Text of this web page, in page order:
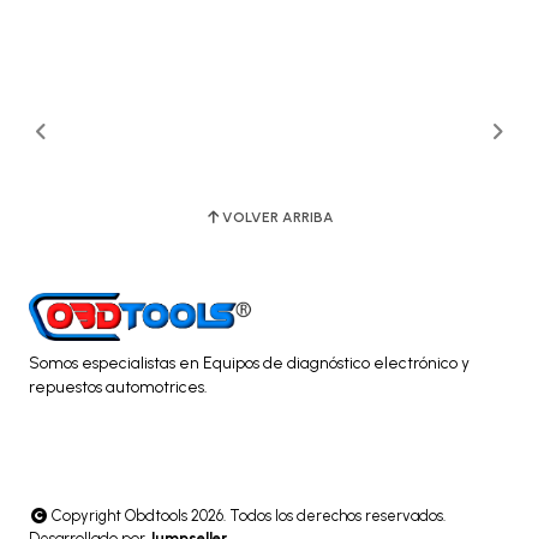
VOLVER ARRIBA
Somos especialistas en Equipos de diagnóstico electrónico y
repuestos automotrices.
Copyright Obdtools 2026. Todos los derechos reservados.